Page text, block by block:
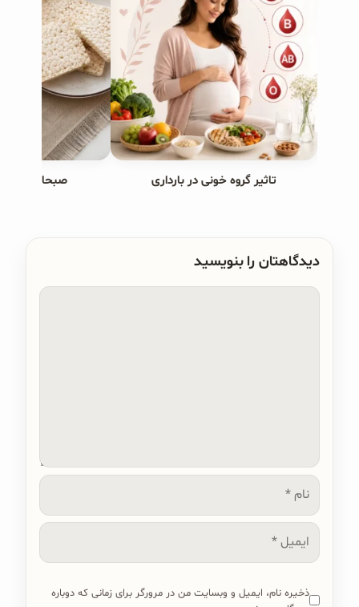
تاثیر گروه خونی در بارداری صبحانه های
دیدگاهتان را بنویسید
نام
ایمیل
ذخیره نام، ایمیل و وبسایت من در مرورگر برای زمانی که دوباره